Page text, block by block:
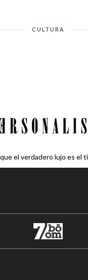
CULTURA
el verdadero lujo es el